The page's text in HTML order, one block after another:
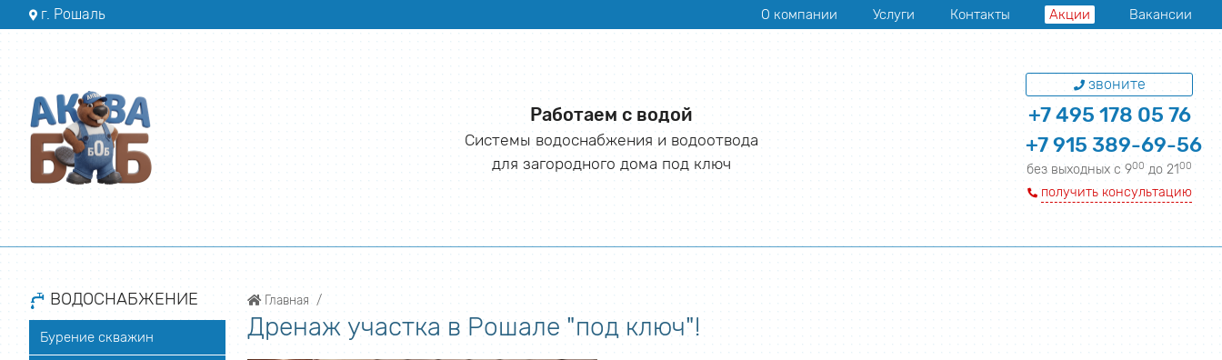
г. Рошаль О компании Услуги Контакты Акции Вакансии
Работаем с водой
Системы водоснабжения и водоотвода
для загородного дома под ключ
звоните
+7 495 178 05 76
+7 915 389-69-56
без выходных с 900до 2100
получить консультацию
ВОДОСНАБЖЕНИЕ
Бурение скважин
Главная
Дренаж участка в Рошале "под ключ"!